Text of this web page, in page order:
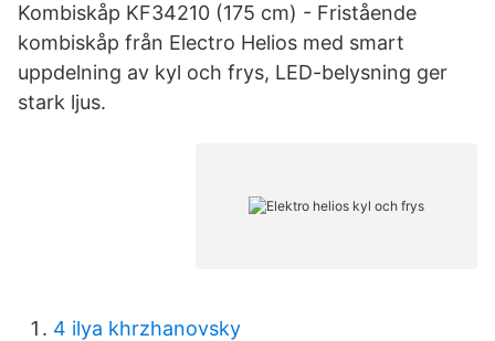
Kombiskåp KF34210 (175 cm) - Fristående
kombiskåp från Electro Helios med smart
uppdelning av kyl och frys, LED-belysning ger
stark ljus.
4 ilya khrzhanovsky